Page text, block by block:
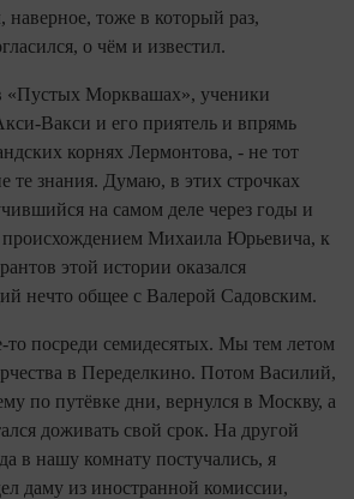
тоже в который раз,
о чём и известил.
«Пустых Морквашах», ученики
Вакси и его приятель и впрямь
корнях Лермонтова, - не тот
те знания. Думаю, в этих строчках
на самом деле через годы и
происхождением Михаила Юрьевича, к
этой истории оказался
нечто общее с Валерой Садовским.
то посреди семидесятых. Мы тем летом
в Переделкино. Потом Василий,
по путёвке дни, вернулся в Москву, а
доживать свой срок. На другой
в нашу комнату постучались, я
даму из иностранной комиссии,